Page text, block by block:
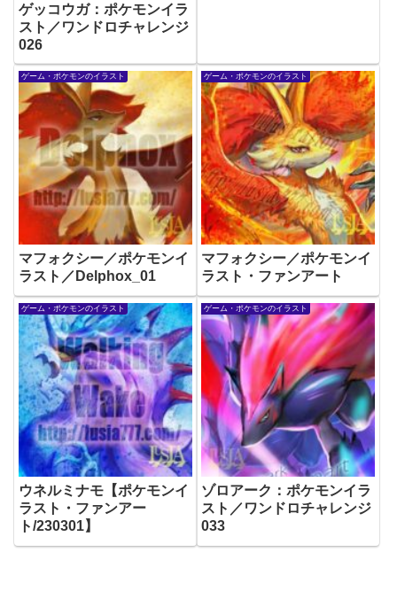
ゲッコウガ：ポケモンイラ
スト／ワンドロチャレンジ
026
ゲーム・ポケモンのイラスト
マフォクシー／ポケモンイ
ラスト／Delphox_01
ゲーム・ポケモンのイラスト
マフォクシー／ポケモンイ
ラスト・ファンアート
ゲーム・ポケモンのイラスト
ウネルミナモ【ポケモンイ
ラスト・ファンアー
ト/230301】
ゲーム・ポケモンのイラスト
ゾロアーク：ポケモンイラ
スト／ワンドロチャレンジ
033